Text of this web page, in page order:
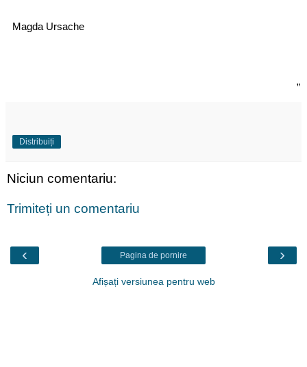
Magda Ursache
„
Distribuiți
Niciun comentariu:
Trimiteți un comentariu
‹ ›
Pagina de pornire
Afișați versiunea pentru web